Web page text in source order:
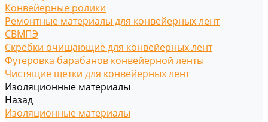
Конвейерные ролики
Ремонтные материалы для конвейерных лент
СВМПЭ
Скребки очищающие для конвейерных лент
Футеровка барабанов конвейерной ленты
Чистящие щетки для конвейерных лент
Изоляционные материалы
Назад
Изоляционные материалы